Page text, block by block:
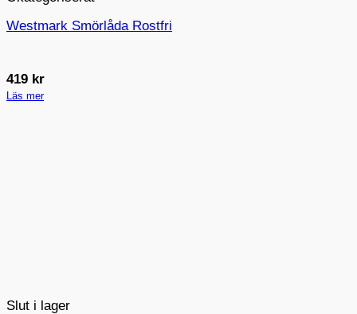
Slut i lager
Westmark Smörlåda Rostfri
419 kr
Läs mer